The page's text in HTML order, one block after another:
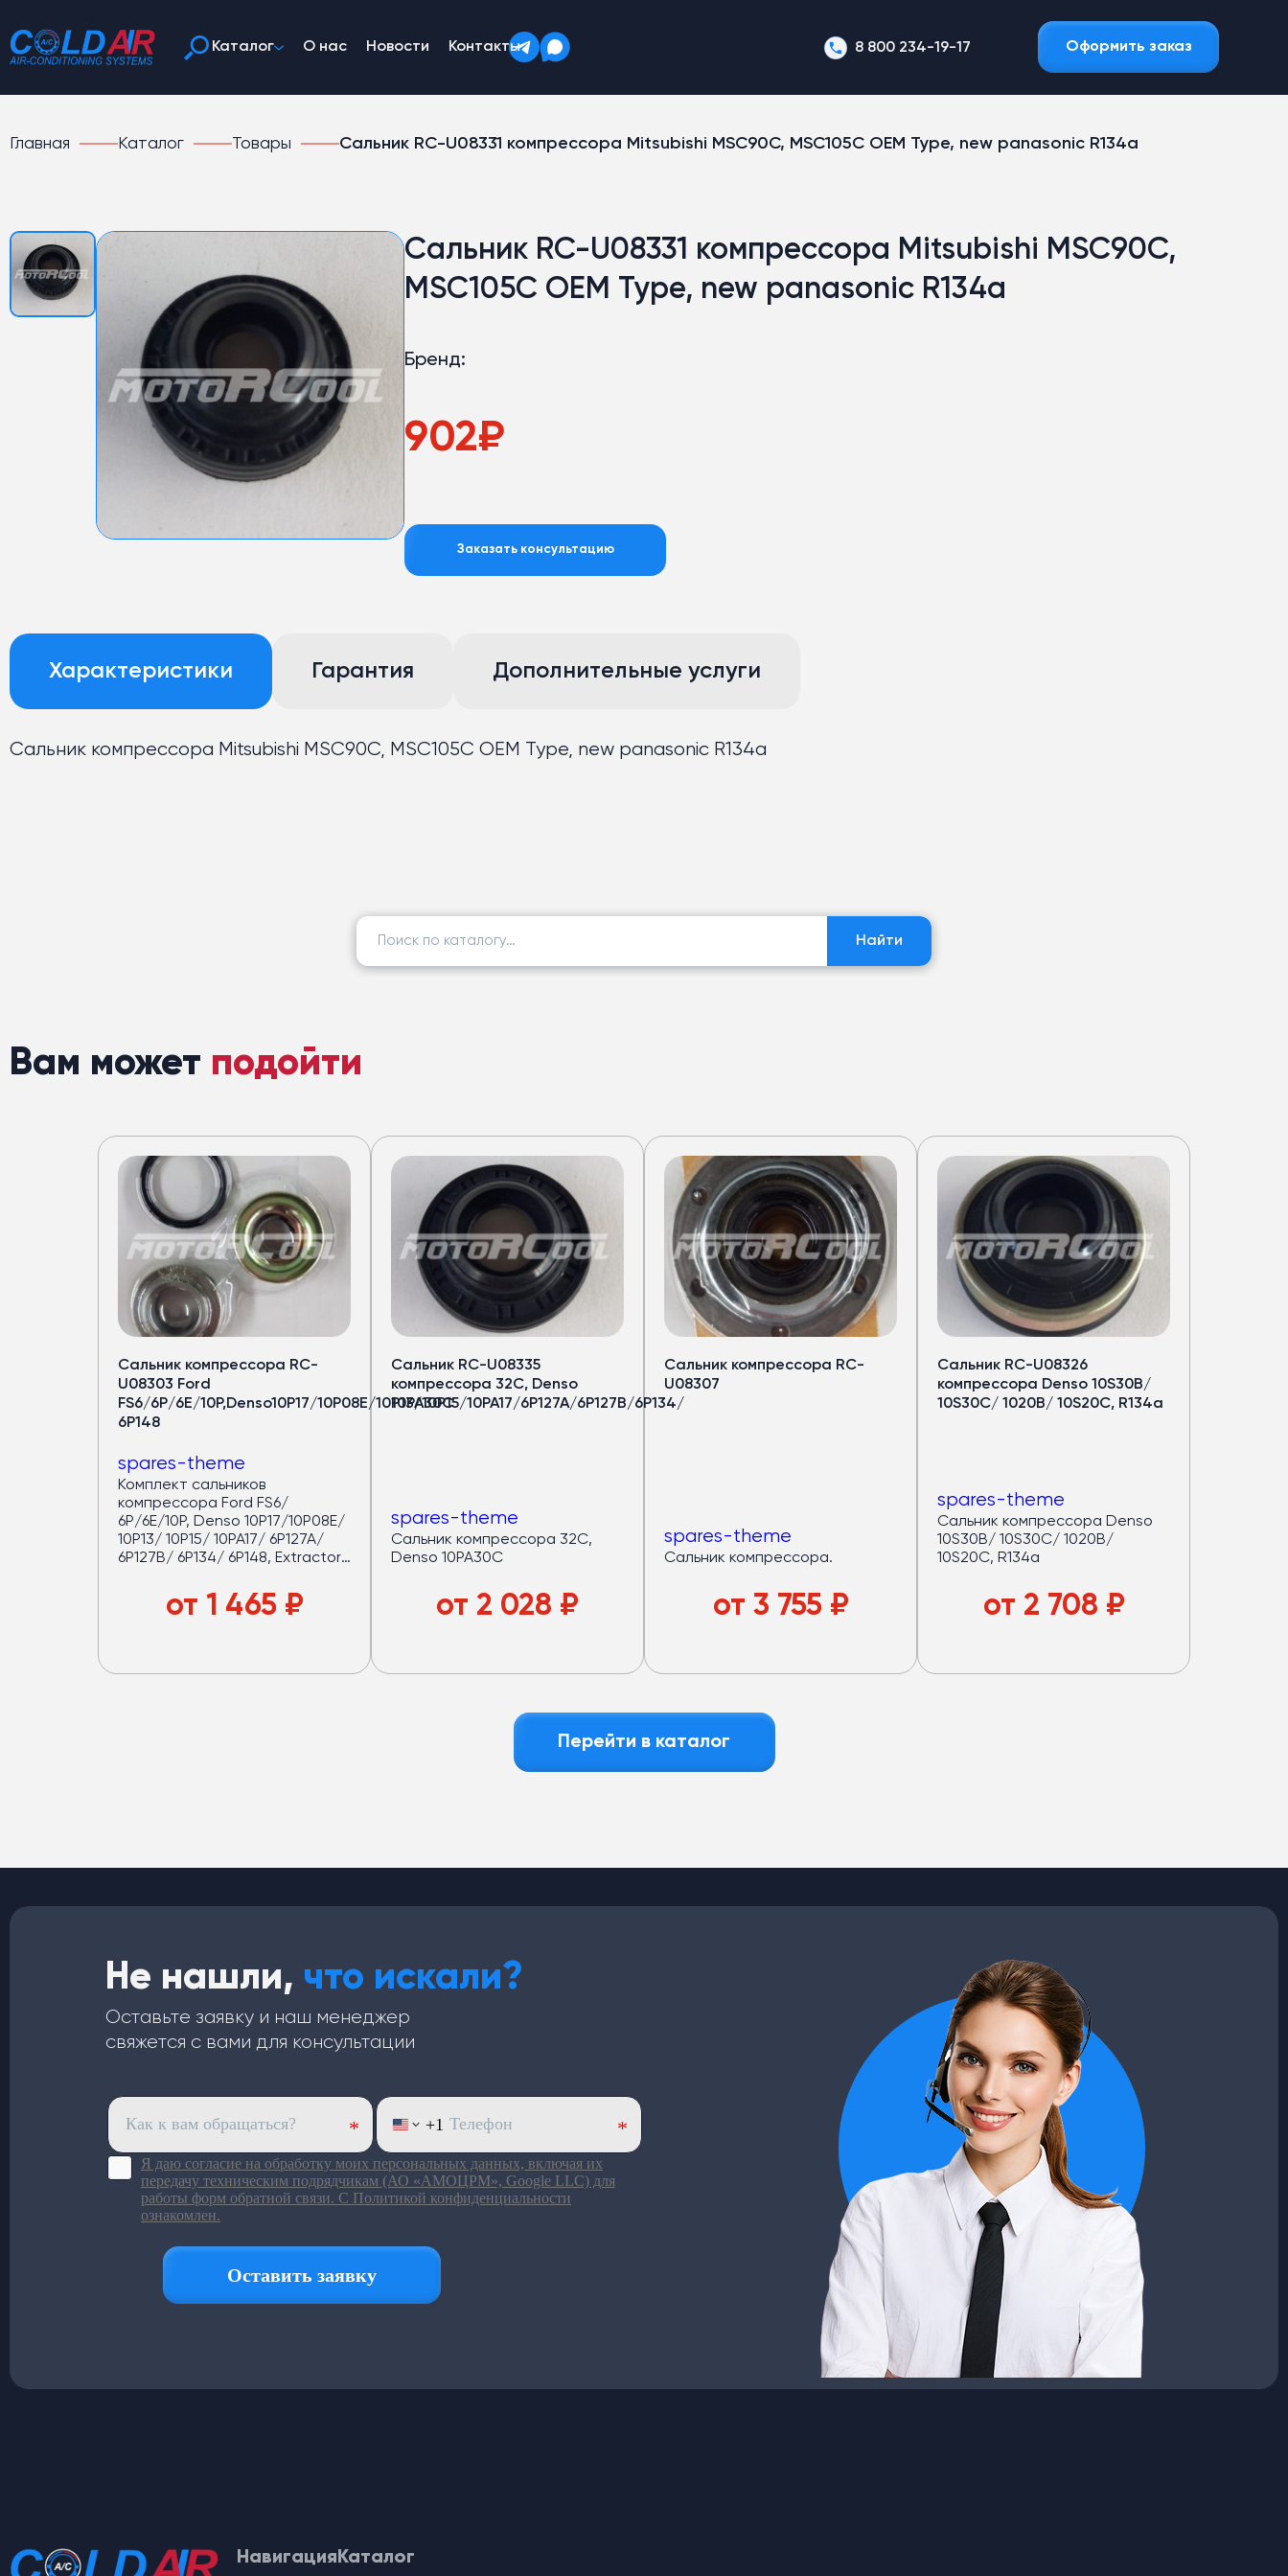
Каталог О нас Новости Контакты 8 800 234-19-17 Оформить заказ
Главная Каталог Товары Сальник RC-U08331 компрессора Mitsubishi MSC90C, MSC105C OEM Type, new panasonic R134a
Сальник RC-U08331 компрессора Mitsubishi MSC90C,
MSC105C OEM Type, new panasonic R134a
Бренд:
902₽
Заказать консультацию
Характеристики Гарантия Дополнительные услуги
Сальник компрессора Mitsubishi MSC90C, MSC105C OEM Type, new panasonic R134a
Найти:
Найти
Вам может подойти
Сальник компрессора RC-
U08303 Ford
FS6/6P/6E/10P,Denso10P17/10P08E/10P13/10P15/10PA17/6P127A/6P127B/6P134/
6P148
spares-theme
Комплект сальников
компрессора Ford FS6/
6P/6E/10P, Denso 10P17/10P08E/
10P13/ 10P15/ 10PA17/ 6P127A/
6P127B/ 6P134/ 6P148, Extractor
от 1 465 ₽
Сальник RC-U08335
компрессора 32C, Denso
10PA30C
spares-theme
Сальник компрессора 32C,
Denso 10PA30C
от 2 028 ₽
Сальник компрессора RC-
U08307
spares-theme
Сальник компрессора.
от 3 755 ₽
Сальник RC-U08326
компрессора Denso 10S30B/
10S30C/ 1020B/ 10S20C, R134a
spares-theme
Сальник компрессора Denso
10S30B/ 10S30C/ 1020B/
10S20C, R134a
от 2 708 ₽
Перейти в каталог
Не нашли, что искали?
Оставьте заявку и наш менеджер
свяжется с вами для консультации
НавигацияКаталог
Кондиционеры
для автобусов
Медный испаритель и полуторный запас мощности.
Срок службы — от 7 лет
Запас мощности конденсаторов —
(компрессор работает в щадящем режиме)
4 вентилятора по
120 Вт— равномерный холод по салону
Верхний корпус из
стекловолокна: лёгкий и устойчив к износу
Большой ряд моделей подразный пассажиропоток